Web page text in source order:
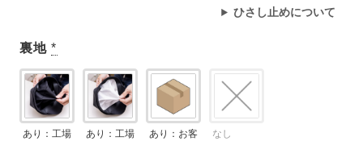
ひさし止めについて
裏地 *
あり：工場
あり：工場
あり：お客
なし